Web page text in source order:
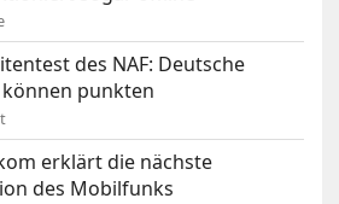
des NAF: Deutsche
punkten
erklärt die nächste
des Mobilfunks